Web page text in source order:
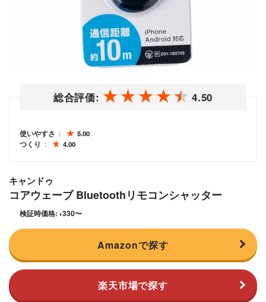
総合評価: 4.50
使いやすさ
5.00
つくり
4.00
キャンドゥ
コアウェーブ Bluetoothリモコンシャッター
検証時価格: ¥330〜
Amazonで探す
楽天市場で探す